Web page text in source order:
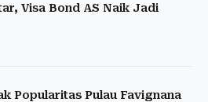
Visa Bond AS Naik Jadi
Popularitas Pulau Favignana